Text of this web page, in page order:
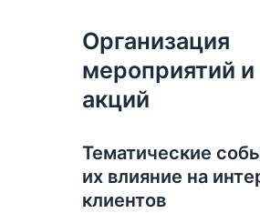
Организация
мероприятий и
акций
Тематические
их влияние на
клиентов